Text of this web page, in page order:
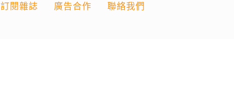
訂閱雜誌 廣告合作 聯絡我們